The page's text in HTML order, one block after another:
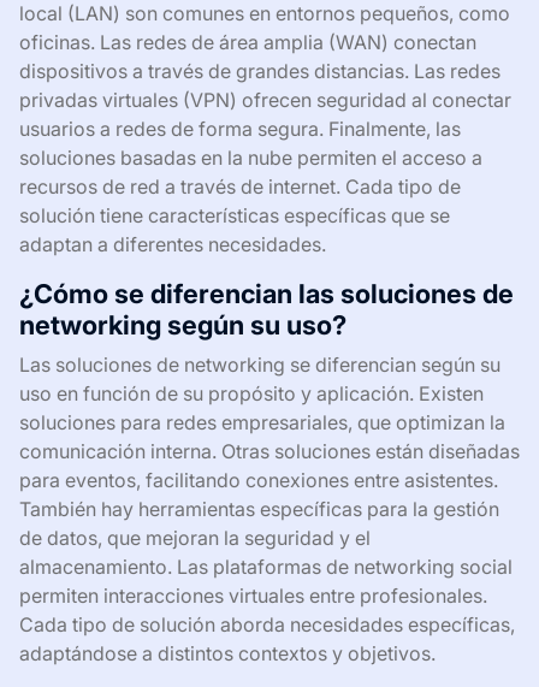
local (LAN) son comunes en entornos pequeños, como
oficinas. Las redes de área amplia (WAN) conectan
dispositivos a través de grandes distancias. Las redes
privadas virtuales (VPN) ofrecen seguridad al conectar
usuarios a redes de forma segura. Finalmente, las
soluciones basadas en la nube permiten el acceso a
recursos de red a través de internet. Cada tipo de
solución tiene características específicas que se
adaptan a diferentes necesidades.
¿Cómo se diferencian las soluciones de
networking según su uso?
Las soluciones de networking se diferencian según su
uso en función de su propósito y aplicación. Existen
soluciones para redes empresariales, que optimizan la
comunicación interna. Otras soluciones están diseñadas
para eventos, facilitando conexiones entre asistentes.
También hay herramientas específicas para la gestión
de datos, que mejoran la seguridad y el
almacenamiento. Las plataformas de networking social
permiten interacciones virtuales entre profesionales.
Cada tipo de solución aborda necesidades específicas,
adaptándose a distintos contextos y objetivos.